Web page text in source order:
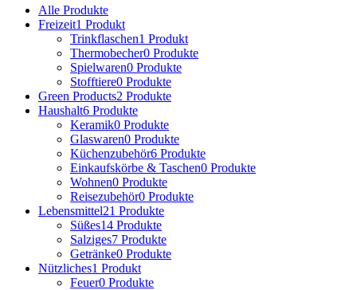
Alle Produkte
Freizeit1 Produkt
Trinkflaschen1 Produkt
Thermobecher0 Produkte
Spielwaren0 Produkte
Stofftiere0 Produkte
Green Products2 Produkte
Haushalt6 Produkte
Keramik0 Produkte
Glaswaren0 Produkte
Küchenzubehör6 Produkte
Einkaufskörbe & Taschen0 Produkte
Wohnen0 Produkte
Reisezubehör0 Produkte
Lebensmittel21 Produkte
Süßes14 Produkte
Salziges7 Produkte
Getränke0 Produkte
Nützliches1 Produkt
Feuer0 Produkte